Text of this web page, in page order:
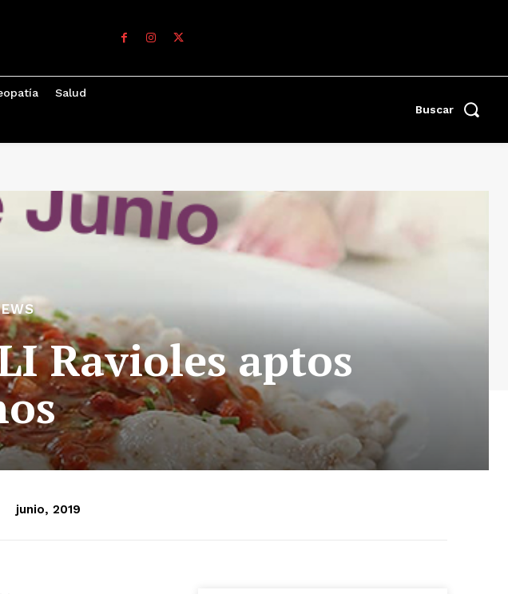
Salud
Buscar
Ravioles aptos
junio, 2019